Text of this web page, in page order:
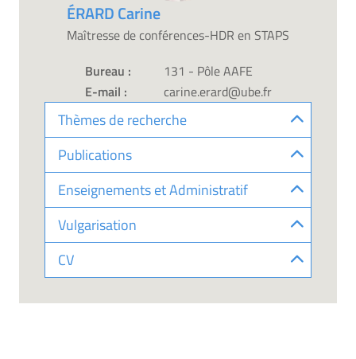
ÉRARD Carine
Maîtresse de conférences-HDR en STAPS
Bureau :
131 - Pôle AAFE
E-mail :
carine.erard@ube.fr
Thèmes de recherche
Publications
Enseignements et Administratif
Vulgarisation
CV